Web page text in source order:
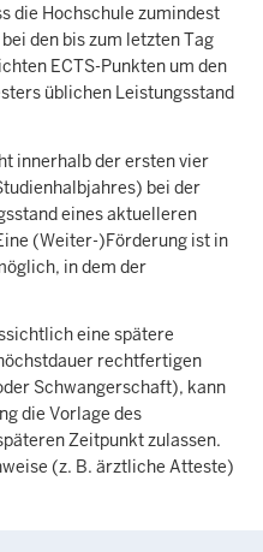
die Hochschule zumindest
den bis zum letzten Tag
ECTS-Punkten um den
üblichen Leistungsstand
innerhalb der ersten vier
bei der
eines aktuelleren
(Weiter-)Förderung ist in
in dem der
eine spätere
rechtfertigen
Schwangerschaft), kann
die Vorlage des
Zeitpunkt zulassen.
(z. B. ärztliche Atteste)